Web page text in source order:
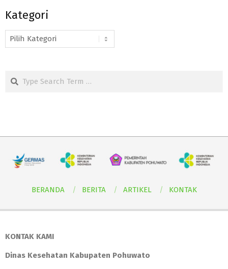
Kategori
Kategori
BERANDA BERITA ARTIKEL KONTAK
KONTAK KAMI
Dinas Kesehatan Kabupaten Pohuwato